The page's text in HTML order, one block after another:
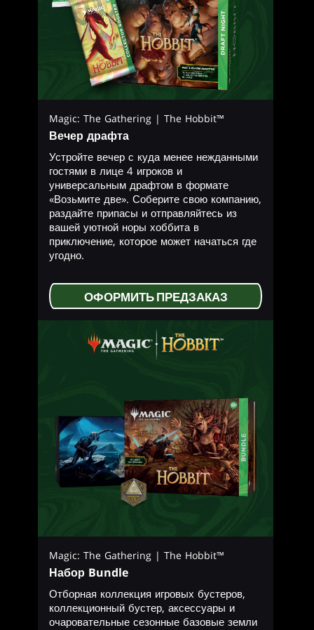
Magic: The Gathering | The Hobbit™
Вечер драфта
Устройте вечер с куда менее нежданными
гостями в лице 4 игроков и
универсальным драфтом в формате
«Возьмите две». Соберите свою компанию,
раздайте припасы и отправляйтесь из
вашей уютной норы хоббита в
приключение, которое может начаться где
угодно.
ОФОРМИТЬ ПРЕДЗАКАЗ
Magic: The Gathering | The Hobbit™
Набор Bundle
Отборная коллекция игровых бустеров,
коллекционный бустер, аксессуары и
очаровательные сезонные базовые земли